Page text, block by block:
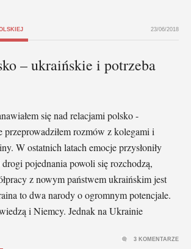
23/06/2018
– ukraińskie i potrzeba
się nad relacjami polsko -
rozmów z kolegami i
W ostatnich latach emocje przysłoniły
pojednania powoli się rozchodzą,
z nowym państwem ukraińskim jest
to dwa narody o ogromnym potencjale.
i Niemcy. Jednak na Ukrainie
3 KOMENTARZE